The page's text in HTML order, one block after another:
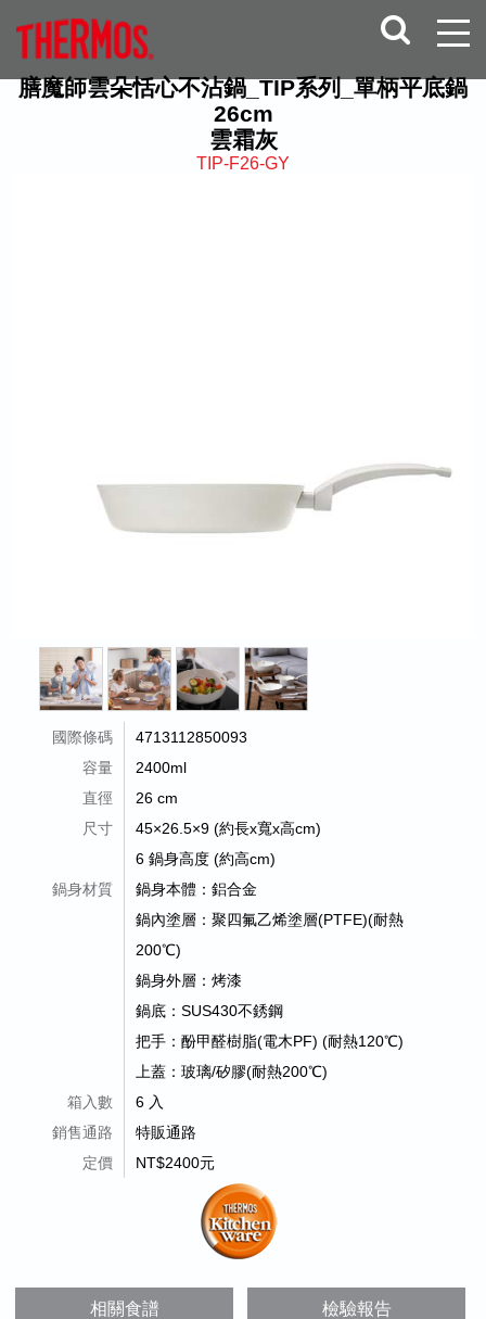
膳魔師雲朵恬心不沾鍋_TIP系列_單柄平底鍋
26cm
雲霜灰
TIP-F26-GY
國際條碼
4713112850093
容量
2400ml
直徑
26 cm
尺寸
45×26.5×9 (約長x寬x高cm)
6 鍋身高度 (約高cm)
鍋身材質
鍋身本體：鋁合金
鍋內塗層：聚四氟乙烯塗層(PTFE)(耐熱
200℃)
鍋身外層：烤漆
鍋底：SUS430不銹鋼
把手：酚甲醛樹脂(電木PF) (耐熱120℃)
上蓋：玻璃/矽膠(耐熱200℃)
箱入數
6 入
銷售通路
特販通路
定價
NT$2400元
相關食譜 檢驗報告